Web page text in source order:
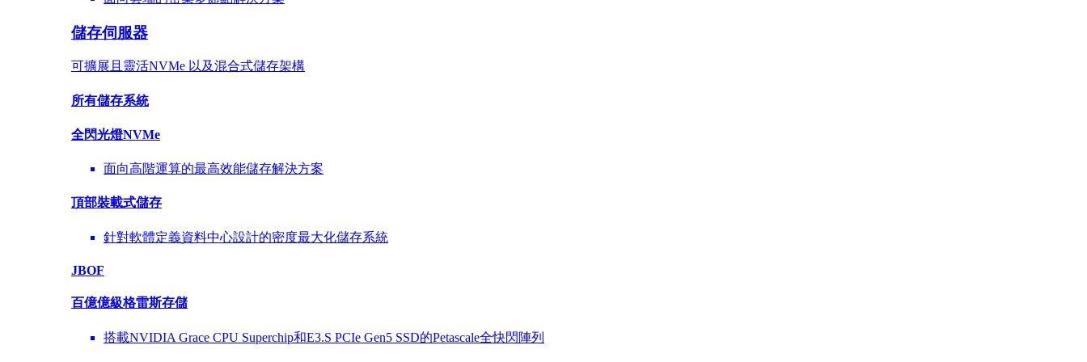
儲存伺服器
可擴展且靈活NVMe 以及混合式儲存架構
所有儲存系統
全閃光燈NVMe
面向高階運算的最高效能儲存解決方案
頂部裝載式儲存
針對軟體定義資料中心設計的密度最大化儲存系統
JBOF
百億億級格雷斯存儲
搭載NVIDIA Grace CPU Superchip和E3.S PCIe Gen5 SSD的Petascale全快閃陣列